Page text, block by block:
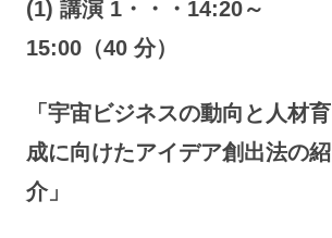
(1) 講演 1・・・14:20～
15:00（40 分）
「宇宙ビジネスの動向と人材育
成に向けたアイデア創出法の紹
介」